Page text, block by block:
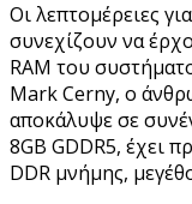
Οι λεπτομέρειες
συνεχίζουν να
RAM του
Mark Cerny, o
αποκάλυψε σε
8GB GDDR5, έχει
DDR μνήμης,